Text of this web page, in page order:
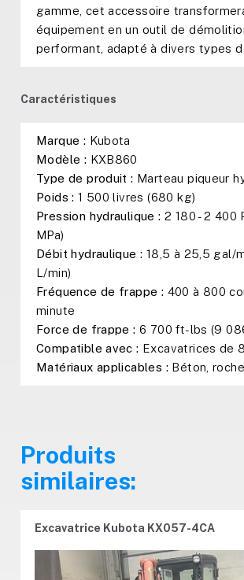
gamme, cet accessoire
équipement en un outil de
performant, adapté à divers types
Caractéristiques
Marque : Kubota
Modèle : KXB860
Type de produit : Marteau piqueur
Poids : 1 500 livres (680 kg)
Pression hydraulique : 2 180 - 2 400
MPa)
Débit hydraulique : 18,5 à 25,5 gal/
L/min)
Fréquence de frappe : 400 à 800
minute
Force de frappe : 6 700 ft-lbs (9
Compatible avec : Excavatrices de
Matériaux applicables :Béton,
Produits
similaires:
Excavatrice Kubota KX057-4CA